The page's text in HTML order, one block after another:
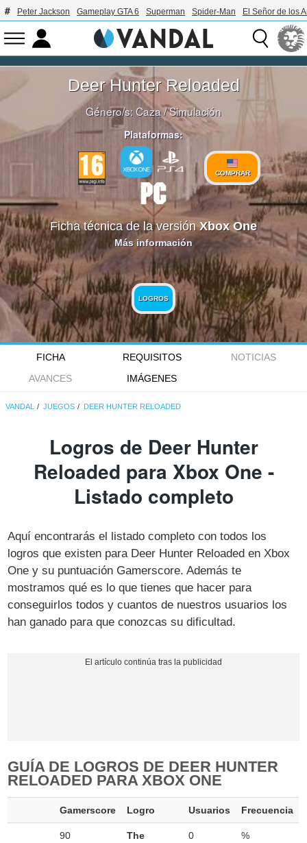
Peter Jackson Gameplay GTA 6 Superman Spider-Man El Señor de los
Deer Hunter Reloaded
Género/s:Caza/Simulación
Plataformas:
COMPRAR
Ficha técnica de la versiónXbox One
Más información
LOGROS
FICHA REQUISITOS
NOTICIAS
AVANCES
IMÁGENES
VANDAL JUEGOS DEER HUNTER RELOADED
Logros de Deer Hunter
Reloaded para Xbox One -
Listado completo
Aquí encontrarás el listado completo con todos los
logros que existen para Deer Hunter Reloaded en Xbox
One y su puntuación Gamerscore. Además te
mostramos qué es lo que tienes que hacer para
conseguirlos todos y cuantos de nuestros usuarios los
han ganado para que conozcas su dificultad.
GUÍA DE LOGROS DE DEER HUNTER
RELOADED PARA XBOX ONE
Gamerscore Logro Usuarios Frecuencia
90
The
0 %